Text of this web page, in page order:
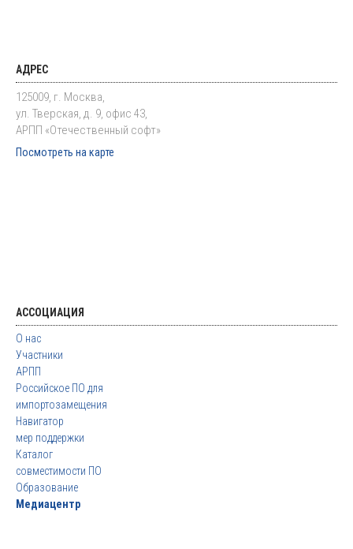
АДРЕС
125009, г. Москва,
ул. Тверская, д. 9, офис 43,
АРПП «Отечественный софт»
Посмотреть на карте
АССОЦИАЦИЯ
О нас
Участники
АРПП
Российское ПО для
импортозамещения
Навигатор
мер поддержки
Каталог
совместимости ПО
Образование
Медиацентр